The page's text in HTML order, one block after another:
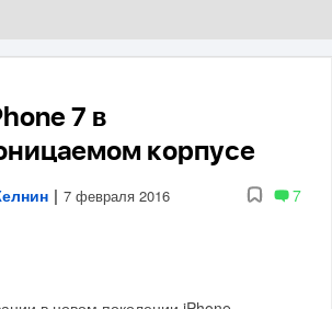
7 в
корпусе
| 7 февраля 2016 7